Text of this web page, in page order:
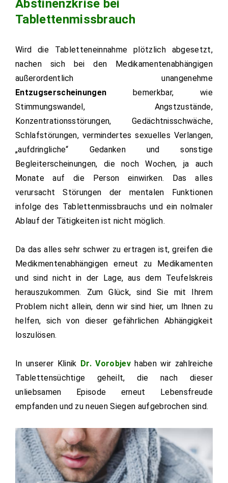
Abstinenzkrise bei
Tablettenmissbrauch
Wird die Tabletteneinnahme plötzlich abgesetzt,
nachen sich bei den Medikamentenabhängigen
außerordentlich unangenehme
Entzugserscheinungen bemerkbar, wie
Stimmungswandel, Angstzustände,
Konzentrationsstörungen, Gedächtnisschwäche,
Schlafstörungen, vermindertes sexuelles Verlangen,
„aufdringliche“ Gedanken und sonstige
Begleiterscheinungen, die noch Wochen, ja auch
Monate auf die Person einwirken. Das alles
verursacht Störungen der mentalen Funktionen
infolge des Tablettenmissbrauchs und ein nolmaler
Ablauf der Tätigkeiten ist nicht möglich.
Da das alles sehr schwer zu ertragen ist, greifen die
Medikmentenabhängigen erneut zu Medikamenten
und sind nicht in der Lage, aus dem Teufelskreis
herauszukommen. Zum Glück, sind Sie mit Ihrem
Problem nicht allein, denn wir sind hier, um Ihnen zu
helfen, sich von dieser gefährlichen Abhängigkeit
loszulösen.
In unserer Klinik Dr. Vorobjevhaben wir zahlreiche
Tablettensüchtige geheilt, die nach dieser
unliebsamen Episode erneut Lebensfreude
empfanden und zu neuen Siegen aufgebrochen sind.